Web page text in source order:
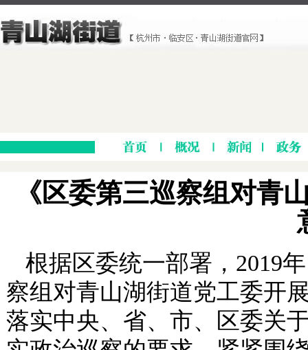
《区委第三巡察组对青
根据区委统一部署，2019
察组对青山湖街道党工委开
落实中央、省、市、区委关